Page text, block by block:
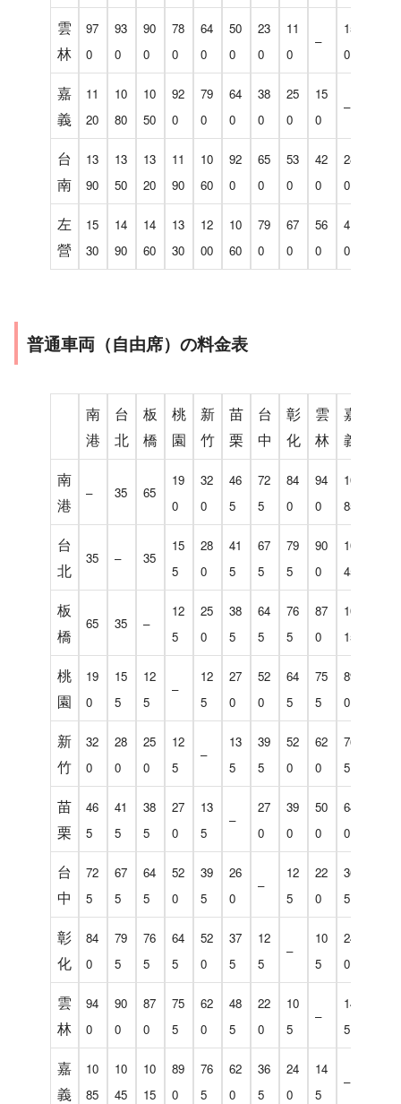
雲
林
97
0
93
0
90
0
78
0
64
0
50
0
23
0
11
0
–
15
0
嘉
義
11
20
10
80
10
50
92
0
79
0
64
0
38
0
25
0
15
0
–
台
南
13
90
13
50
13
20
11
90
10
60
92
0
65
0
53
0
42
0
28
0
左
營
15
30
14
90
14
60
13
30
12
00
10
60
79
0
67
0
56
0
41
0
普通車両（自由席）の料金表
南
港
台
北
板
橋
桃
園
新
竹
苗
栗
台
中
彰
化
雲
林
嘉
義
南
港
– 35 65
19
0
32
0
46
5
72
5
84
0
94
0
10
85
台
北
35 – 35
15
5
28
0
41
5
67
5
79
5
90
0
10
45
板
橋
65 35 –
12
5
25
0
38
5
64
5
76
5
87
0
10
15
桃
園
19
0
15
5
12
5
–
12
5
27
0
52
0
64
5
75
5
89
0
新
竹
32
0
28
0
25
0
12
5
–
13
5
39
5
52
0
62
0
76
5
苗
栗
46
5
41
5
38
5
27
0
13
5
–
27
0
39
0
50
0
64
0
台
中
72
5
67
5
64
5
52
0
39
5
26
0
–
12
5
22
0
36
5
彰
化
84
0
79
5
76
5
64
5
52
0
37
5
12
5
–
10
5
24
0
雲
林
94
0
90
0
87
0
75
5
62
0
48
5
22
0
10
5
–
14
5
嘉
義
10
85
10
45
10
15
89
0
76
5
62
0
36
5
24
0
14
5
–